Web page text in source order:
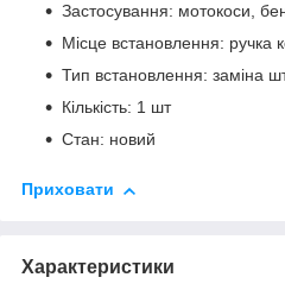
Застосування: мотокоси,
Місце встановлення: ручка
Тип встановлення: заміна
Кількість: 1 шт
Стан: новий
Приховати
Характеристики